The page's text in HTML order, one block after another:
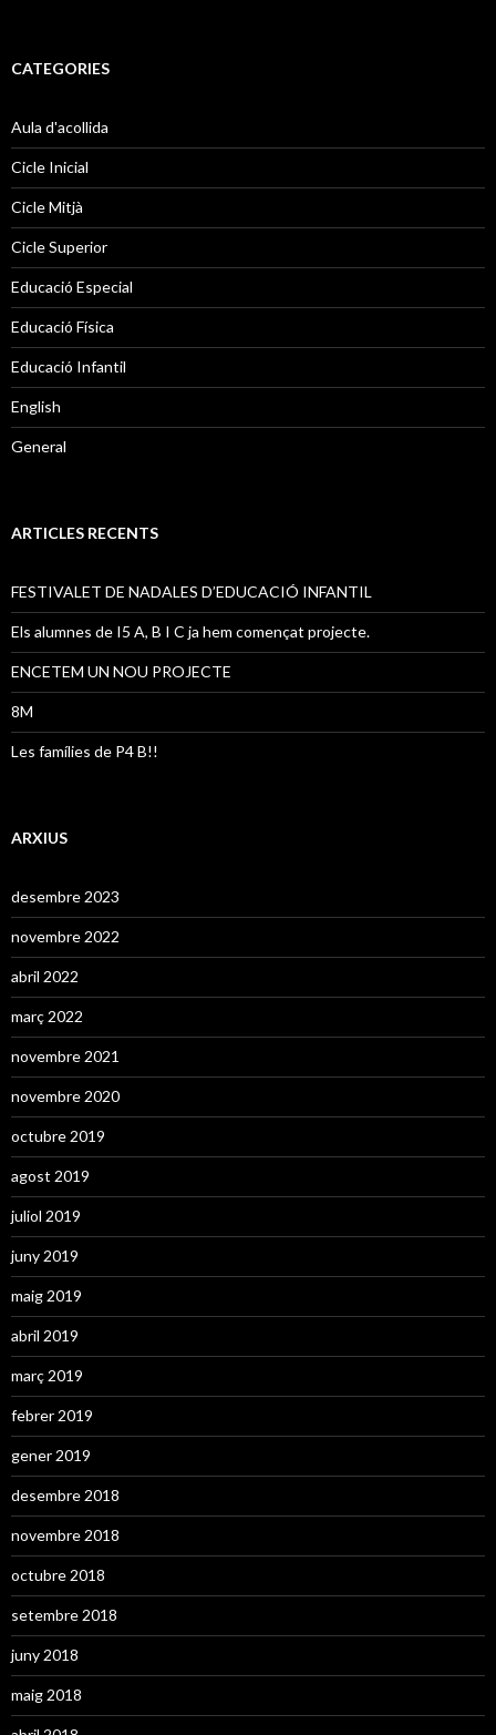
CATEGORIES
Aula d'acollida
Cicle Inicial
Cicle Mitjà
Cicle Superior
Educació Especial
Educació Física
Educació Infantil
English
General
ARTICLES RECENTS
FESTIVALET DE NADALES D’EDUCACIÓ INFANTIL
Els alumnes de I5 A, B I C ja hem començat projecte.
ENCETEM UN NOU PROJECTE
8M
Les famílies de P4 B!!
ARXIUS
desembre 2023
novembre 2022
abril 2022
març 2022
novembre 2021
novembre 2020
octubre 2019
agost 2019
juliol 2019
juny 2019
maig 2019
abril 2019
març 2019
febrer 2019
gener 2019
desembre 2018
novembre 2018
octubre 2018
setembre 2018
juny 2018
maig 2018